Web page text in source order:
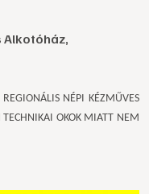
Alkotóház,
NÉPI KÉZMŰVES
OKOK MIATT NEM